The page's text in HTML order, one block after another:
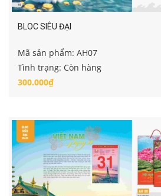
BLOC SIÊU ĐẠI
Mã sản phẩm: AH07
Tình trạng: Còn hàng
300.000₫